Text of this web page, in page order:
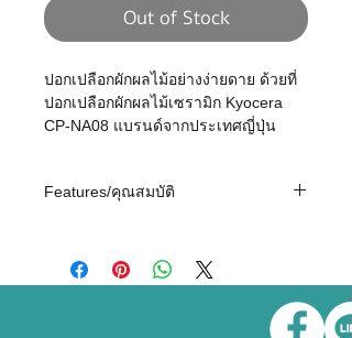
Out of Stock
ปอกเปลือกผักผลไม้อย่างง่ายดาย ด้วยที่
ปอกเปลือกผักผลไม้เซรามิก Kyocera
CP-NA08 แบรนด์จากประเทศญี่ปุ่น
Features/คุณสมบัติ
ใบมีดคงความคมไว้ได้นาน ได้ผลลัพธ์ที่
สม่ำเสมอ เพราะใบมีดเซรามิกมีความ
แข็งกว่าโลหะ และแข็งรองจากเพชร